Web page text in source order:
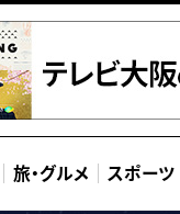
旅・グルメ スポーツ